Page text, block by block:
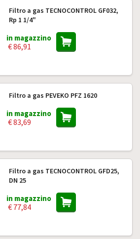
Filtro a gas TECNOCONTROL GF032,
Rp 1 1/4"
in magazzino
€ 86,91
Filtro a gas PEVEKO PFZ 1620
in magazzino
€ 83,69
Filtro a gas TECNOCONTROL GFD25,
DN 25
in magazzino
€ 77,84